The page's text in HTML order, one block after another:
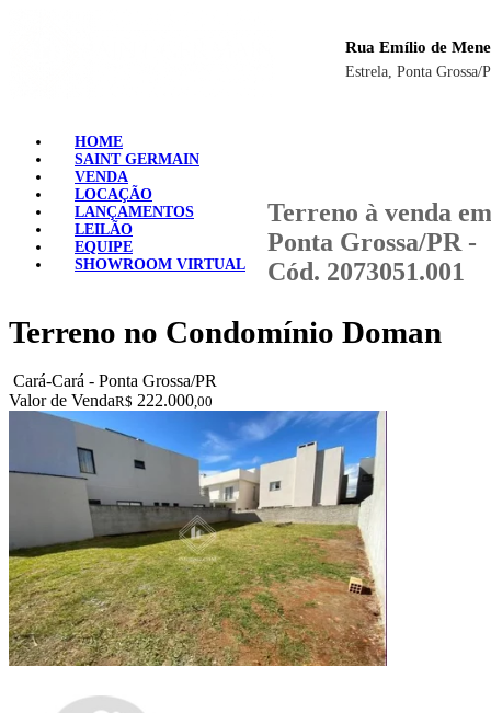
Rua Emílio de
Estrela, Ponta Grossa/
HOME
SAINT GERMAIN
VENDA
LOCAÇÃO
LANÇAMENTOS
LEILÃO
EQUIPE
SHOWROOM VIRTUAL
Terreno à venda em
Ponta Grossa/PR -
Cód. 2073051.001
Terreno no Condomínio Doman
Cará-Cará - Ponta Grossa/PR
Valor de VendaR$ 222.000,00